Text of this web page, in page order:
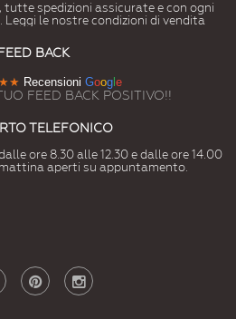
spedizioni assicurate e con ogni
Leggi le nostre condizioni di vendita
BACK
Recensioni Googl e
FEED BACK POSITIVO!!
TELEFONICO
ore 8.30 alle 12.30 e dalle ore 14.00
aperti su appuntamento.